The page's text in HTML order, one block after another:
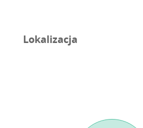
Lokalizacja